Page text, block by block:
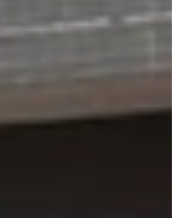
ます🚗 さまざまな作業
乗りいただける一台へ
度はご依頼いただき、
リトルガレージでは、
をはじめとする国産
カスタムにも幅広く対
などのお持ち込みパー